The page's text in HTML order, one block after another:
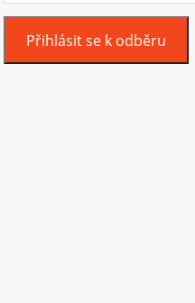
Přihlásit se k odběru